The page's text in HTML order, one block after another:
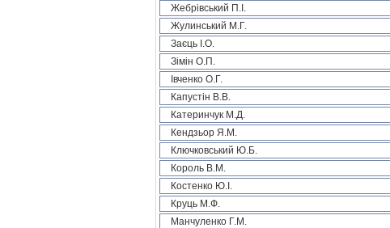
Жебрівський П.І.
Жулинський М.Г.
Заєць І.О.
Зімін О.П.
Івченко О.Г.
Капустін В.В.
Катеринчук М.Д.
Кендзьор Я.М.
Ключковський Ю.Б.
Король В.М.
Костенко Ю.І.
Круць М.Ф.
Манчуленко Г.М.